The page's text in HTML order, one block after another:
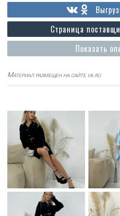
Показать
Страница
Материал размещен на сайте vk.ru